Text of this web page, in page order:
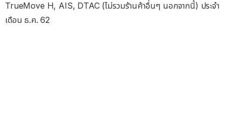
TrueMove H, AIS, DTAC (ไม่รวมร้านค้าอื่นๆ นอกจากนี้) ประจำ
เดือน ธ.ค. 62